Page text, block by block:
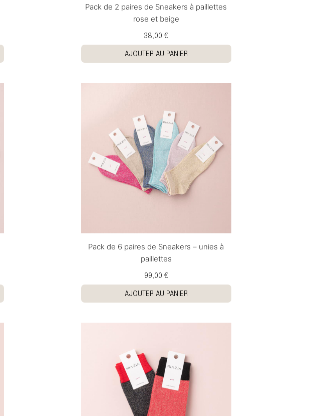
Pack de 2 paires de Sneakers à paillettes
rose et beige
38,00 €
AJOUTER AU PANIER
Pack de 6 paires de Sneakers – unies à
paillettes
99,00 €
AJOUTER AU PANIER